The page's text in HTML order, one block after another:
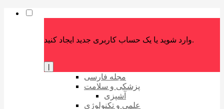
وارد شوید یا یک حساب کاربری جدید ایجاد کنید.
مجله فارسی
پزشکی و سلامت
آشپزی
علمی و تکنولوژی